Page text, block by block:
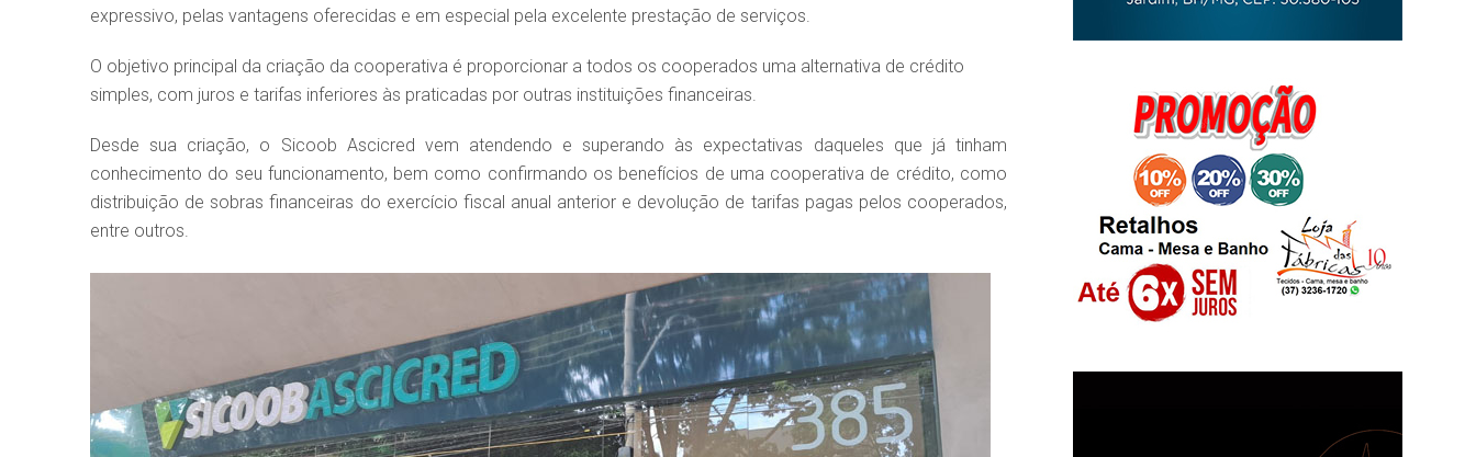
expressivo, pelas vantagens oferecidas e em especial pela excelente prestação de serviços.
O objetivo principal da criação da cooperativa é proporcionar a todos os cooperados uma alternativa de crédito
simples, com juros e tarifas inferiores às praticadas por outras instituições financeiras.
Desde sua criação, o Sicoob Ascicred vem atendendo e superando às expectativas daqueles que já tinham
conhecimento do seu funcionamento, bem como confirmando os benefícios de uma cooperativa de crédito, como
distribuição de sobras financeiras do exercício fiscal anual anterior e devolução de tarifas pagas pelos cooperados,
entre outros.